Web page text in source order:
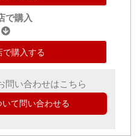
で購入
で購入する
問い合わせはこちら
て問い合わせる